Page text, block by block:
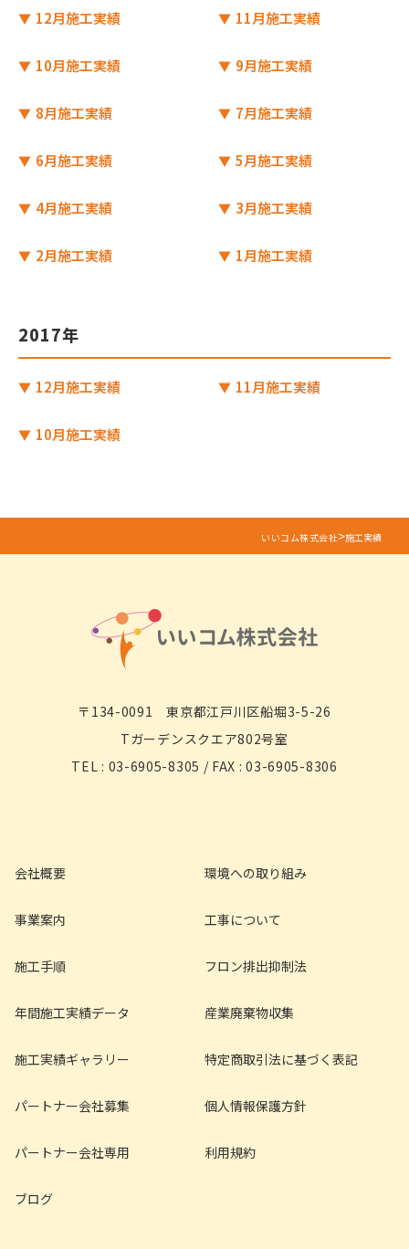
12月施工実績 11月施工実績
10月施工実績 9月施工実績
8月施工実績 7月施工実績
6月施工実績 5月施工実績
4月施工実績 3月施工実績
2月施工実績 1月施工実績
2017年
12月施工実績 11月施工実績
10月施工実績
いいコム株式会社>施工実績
〒134-0091 東京都江戸川区船堀3-5-26
Tガーデンスクエア802号室
TEL : 03-6905-8305 / FAX : 03-6905-8306
会社概要
事業案内
施工手順
年間施工実績データ
環境への取り組み
工事について
フロン排出抑制法
産業廃棄物収集
施工実績ギャラリー
パートナー会社募集
パートナー会社専用
ブログ
特定商取引法に基づく表記
個人情報保護方針
利用規約